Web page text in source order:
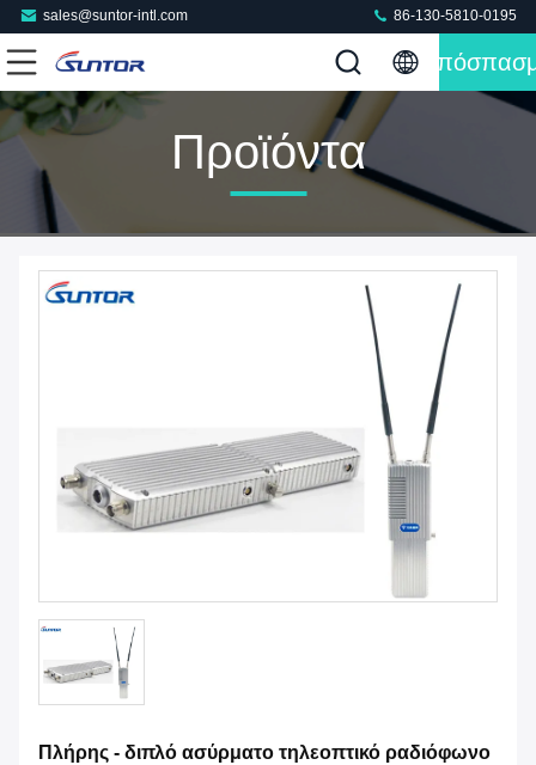
sales@suntor-intl.com 86-130-5810-0195
Προϊόντα
Πλήρης - διπλό ασύρματο τηλεοπτικό ραδιόφωνο